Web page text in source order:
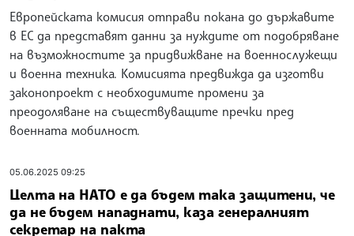
Европейската комисия отправи покана до държавите
в ЕС да представят данни за нуждите от подобряване
на възможностите за придвижване на военнослужещи
и военна техника. Комисията предвижда да изготви
законопроект с необходимите промени за
преодоляване на съществуващите пречки пред
военната мобилност.
05.06.2025 09:25
Целта на НАТО е да бъдем така защитени, че
да не бъдем нападнати, каза генералният
секретар на пакта